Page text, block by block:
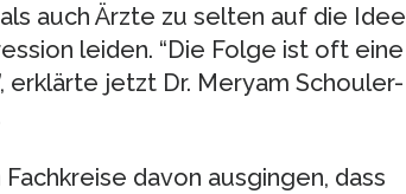
auch Ärzte zu selten auf die Idee
leiden. “Die Folge ist oft eine
erklärte jetzt Dr. Meryam Schouler-
davon ausgingen, dass